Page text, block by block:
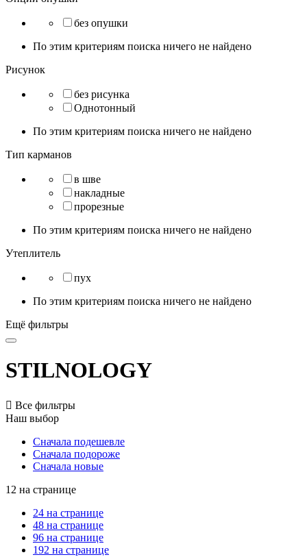
без опушки
По этим критериям поиска ничего не найдено
Рисунок
без рисунка
Однотонный
По этим критериям поиска ничего не найдено
Тип карманов
в шве
накладные
прорезные
По этим критериям поиска ничего не найдено
Утеплитель
пух
По этим критериям поиска ничего не найдено
Ещё фильтры
STILNOLOGY
 Все фильтры
Наш выбор
Сначала подешевле
Сначала подороже
Сначала новые
12 на странице
24 на странице
48 на странице
96 на странице
192 на странице